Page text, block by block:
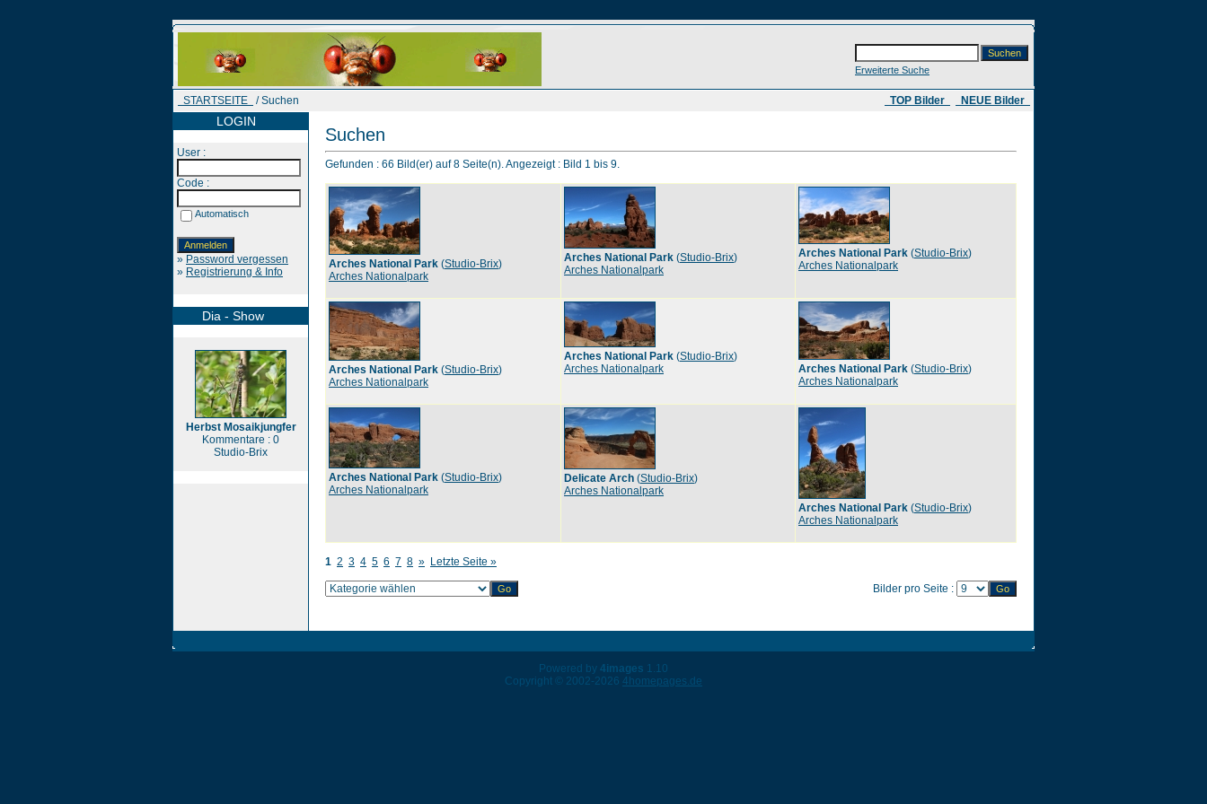
Erweiterte Suche
STARTSEITE / Suchen ​ TOP Bilder NEUE Bilder
LOGIN
User :
Code :
Automatisch
» Password vergessen
» Registrierung & Info
Dia - Show
Herbst Mosaikjungfer
Kommentare : 0
Studio-Brix
Suchen
Gefunden : 66 Bild(er) auf 8 Seite(n). Angezeigt : Bild 1 bis 9.
Arches National Park (Studio-Brix)
Arches Nationalpark
Arches National Park (Studio-Brix)
Arches Nationalpark
Arches National Park (Studio-Brix)
Arches Nationalpark
Arches National Park (Studio-Brix)
Arches Nationalpark
Arches National Park (Studio-Brix)
Arches Nationalpark
Arches National Park (Studio-Brix)
Arches Nationalpark
Arches National Park (Studio-Brix)
Arches Nationalpark
Delicate Arch (Studio-Brix)
Arches Nationalpark
Arches National Park (Studio-Brix)
Arches Nationalpark
1 2 3 4 5 6 7 8 » Letzte Seite »
Bilder pro Seite :
Powered by 4images 1.10
Copyright © 2002-2026 4homepages.de